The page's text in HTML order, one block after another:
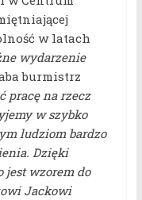
w latach
wydarzenie
burmistrz
pracę na rzecz
w szybko
ludziom bardzo
Dzięki
jest wzorem do
Jackowi